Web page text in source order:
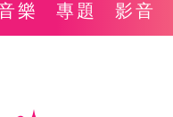
樂 專題 影音